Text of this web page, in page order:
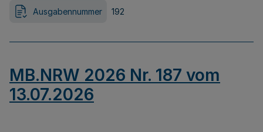
Ausgabennummer 192
MB.NRW 2026 Nr. 187 vom
13.07.2026